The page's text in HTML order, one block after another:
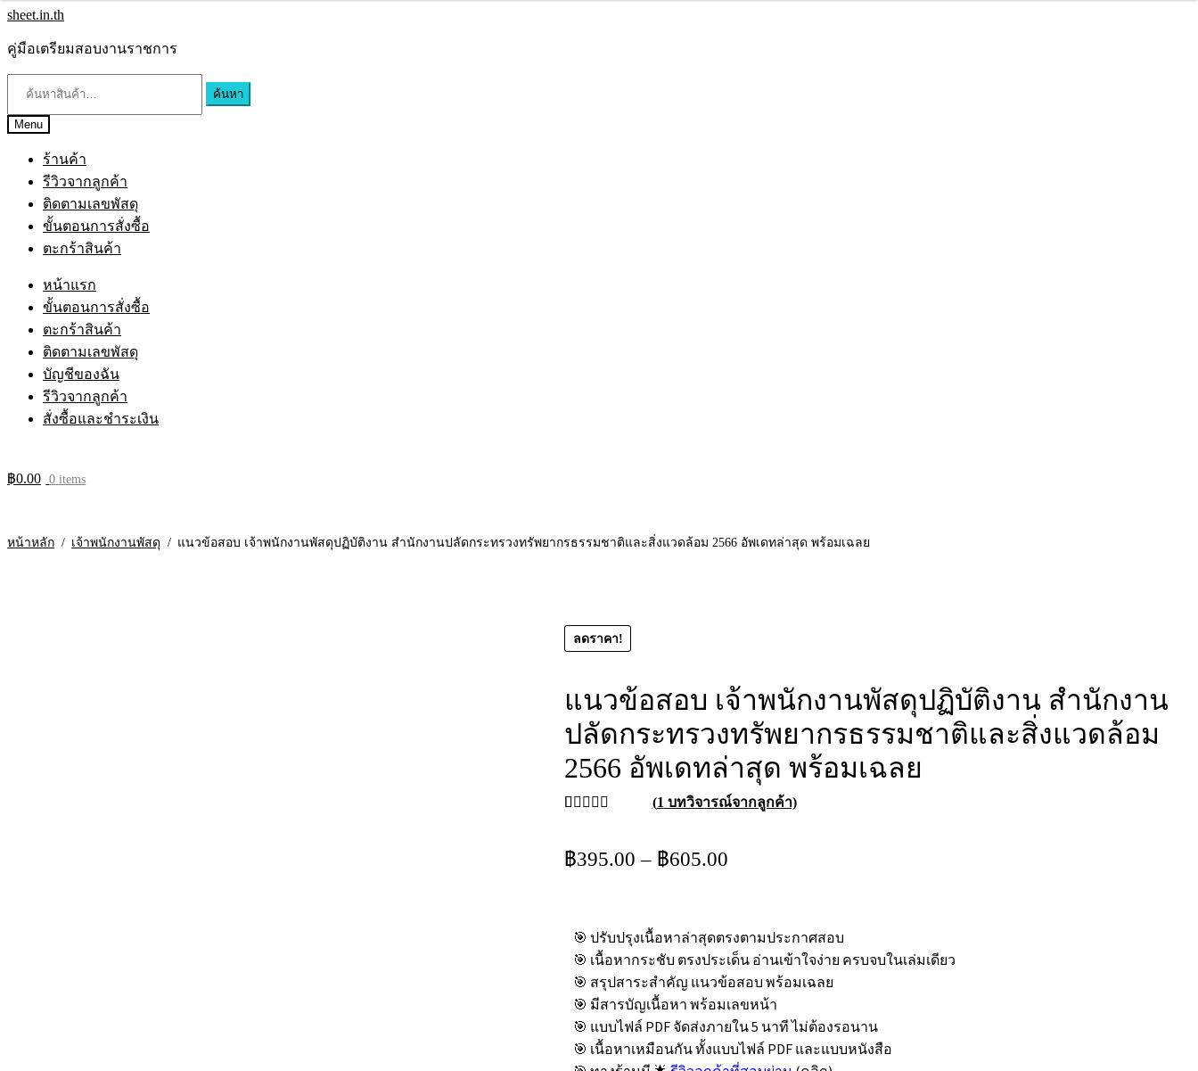
sheet.in.th
คู่มือเตรียมสอบงานราชการ
ค้นหา
Menu
ร้านค้า
รีวิวจากลูกค้า
ติดตามเลขพัสดุ
ขั้นตอนการสั่งซื้อ
ตะกร้าสินค้า
หน้าแรก
ขั้นตอนการสั่งซื้อ
ตะกร้าสินค้า
ติดตามเลขพัสดุ
บัญชีของฉัน
รีวิวจากลูกค้า
สั่งซื้อและชำระเงิน
฿0.00 0 items
หน้าหลัก / เจ้าพนักงานพัสดุ / แนวข้อสอบ เจ้าพนักงานพัสดุปฏิบัติงาน สำนักงานปลัดกระทรวงทรัพยากรธรรมชาติและสิ่งแวดล้อม 2566 อัพเดทล่าสุด พร้อมเฉลย
ลดราคา!
แนวข้อสอบ เจ้าพนักงานพัสดุปฏิบัติงาน สำนักงาน
ปลัดกระทรวงทรัพยากรธรรมชาติและสิ่งแวดล้อม
2566 อัพเดทล่าสุด พร้อมเฉลย
5.00
คะแนนเต็ม
ลูกค้า
(1บทวิจารณ์จากลูกค้า)
฿395.00 – ฿605.00
🎯 ปรับปรุงเนื้อหาล่าสุดตรงตามประกาศสอบ
🎯 เนื้อหากระชับ ตรงประเด็น อ่านเข้าใจง่าย ครบจบในเล่มเดียว
🎯 สรุปสาระสำคัญ แนวข้อสอบ พร้อมเฉลย
🎯 มีสารบัญเนื้อหา พร้อมเลขหน้า
🎯 แบบไฟล์ PDF จัดส่งภายใน 5 นาที ไม่ต้องรอนาน
🎯 เนื้อหาเหมือนกัน ทั้งแบบไฟล์ PDF และแบบหนังสือ